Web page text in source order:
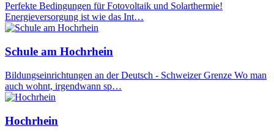
Perfekte Bedingungen für Fotovoltaik und Solarthermie!
Energieversorgung ist wie das Int…
Schule am Hochrhein
Bildungseinrichtungen an der Deutsch - Schweizer Grenze Wo man
auch wohnt, irgendwann sp…
Hochrhein